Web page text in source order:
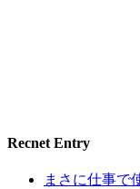
Recnet Entry
まさに仕事で